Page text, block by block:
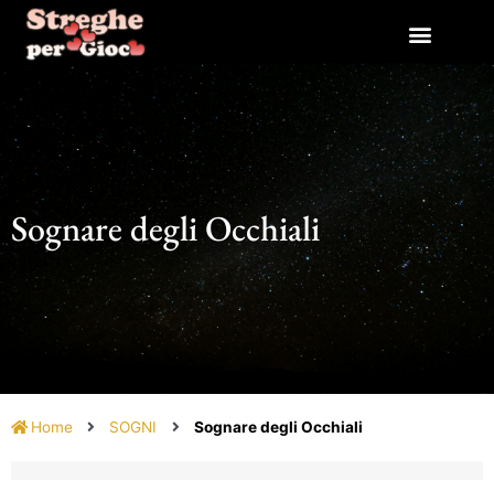
contenuto
Sognare degli Occhiali
Home SOGNI Sognare degli Occhiali